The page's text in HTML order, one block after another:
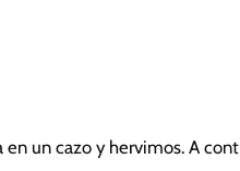
un cazo y hervimos. A